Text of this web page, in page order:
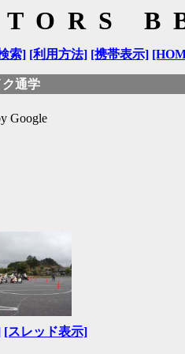
索] [利用方法] [携帯表示]
通学
Google
[スレッド表示]